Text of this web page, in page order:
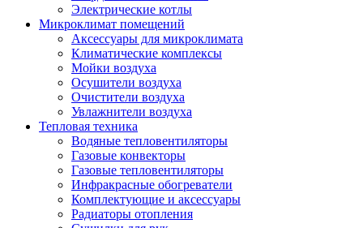
Электрические котлы
Микроклимат помещений
Аксессуары для микроклимата
Климатические комплексы
Мойки воздуха
Осушители воздуха
Очистители воздуха
Увлажнители воздуха
Тепловая техника
Водяные тепловентиляторы
Газовые конвекторы
Газовые тепловентиляторы
Инфракрасные обогреватели
Комплектующие и аксессуары
Радиаторы отопления